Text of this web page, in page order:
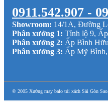
0911.542.907 -
Showroom: 14/1A, Đường
Phân xưởng 1: Tỉnh lộ 9,
Phân xưởng 2: Ấp Bình
Phân xưởng 3: Ấp Mỹ
© 2005 Xưởng may balo túi xách Sài Gòn